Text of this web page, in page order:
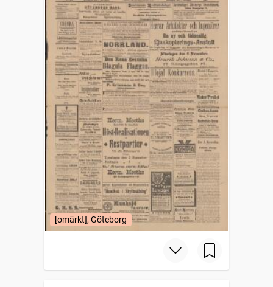
[omärkt], Göteborg